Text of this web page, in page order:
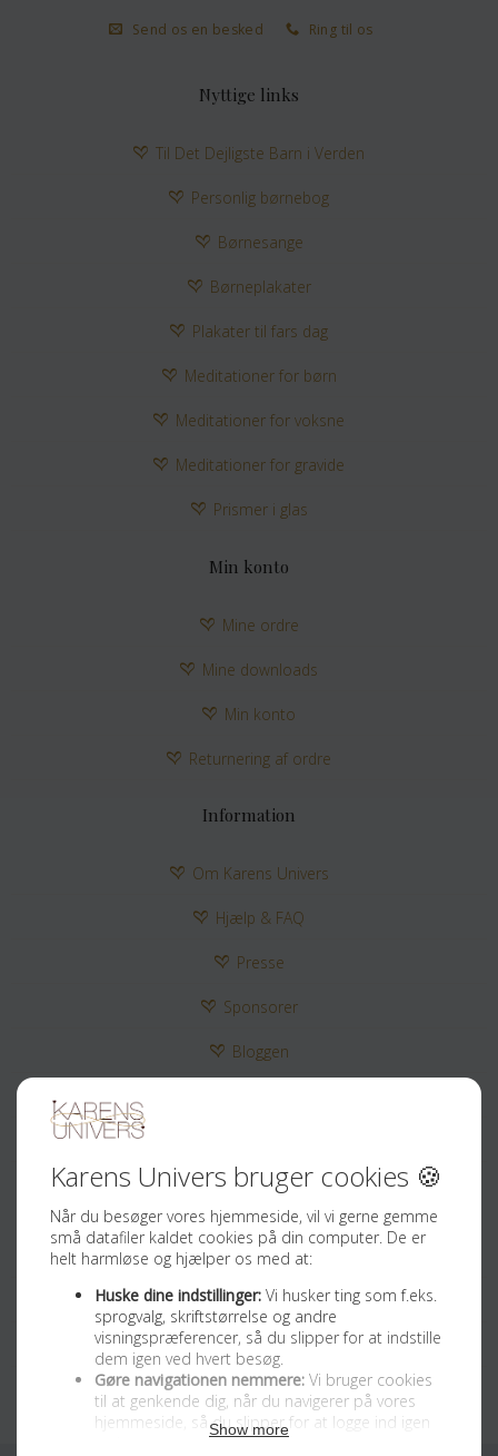
Send os en besked Ring til os
Nyttige links
Til Det Dejligste Barn i Verden
Personlig børnebog
Børnesange
Børneplakater
Plakater til fars dag
Meditationer for børn
Meditationer for voksne
Meditationer for gravide
Prismer i glas
Min konto
Mine ordre
Mine downloads
Min konto
Returnering af ordre
Information
Om Karens Univers
Hjælp & FAQ
Presse
Sponsorer
Bloggen
Sociale medier
Facebook
Instagram
Youtube